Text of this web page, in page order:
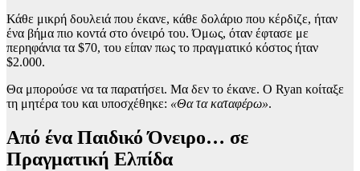
Κάθε μικρή δουλειά που έκανε, κάθε δολάριο που κέρδιζε, ήταν
ένα βήμα πιο κοντά στο όνειρό του. Όμως, όταν έφτασε με
περηφάνια τα $70, του είπαν πως το πραγματικό κόστος ήταν
$2.000.
Θα μπορούσε να τα παρατήσει. Μα δεν το έκανε. Ο Ryan κοίταξε
τη μητέρα του και υποσχέθηκε: «Θα τα καταφέρω».
Από ένα Παιδικό Όνειρο… σε
Πραγματική Ελπίδα